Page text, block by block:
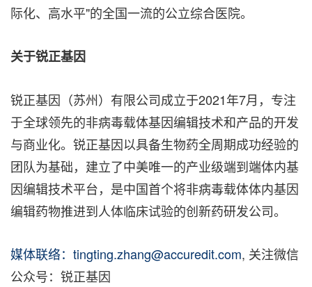
际化、高水平"的全国一流的公立综合医院。
关于锐正基因
锐正基因（苏州）有限公司成立于2021年7月，专注
于全球领先的非病毒载体基因编辑技术和产品的开发
与商业化。锐正基因以具备生物药全周期成功经验的
团队为基础，建立了中美唯一的产业级端到端体内基
因编辑技术平台，是中国首个将非病毒载体体内基因
编辑药物推进到人体临床试验的创新药研发公司。
媒体联络：tingting.zhang@accuredit.com, 关注微信
公众号：锐正基因